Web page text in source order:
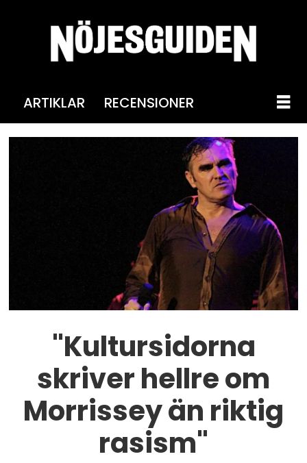
ARTIKLAR RECENSIONER
"Kultursidorna
skriver hellre om
Morrissey än riktig
rasism"